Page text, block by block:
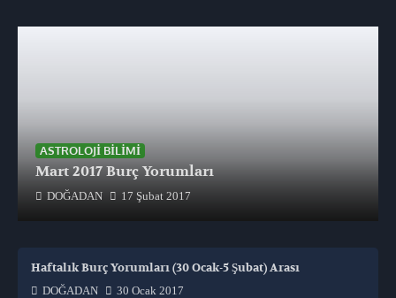
ASTROLOJI BILIMI
Mart 2017 Burç Yorumları
DOĞADAN 17 Şubat 2017
Haftalık Burç Yorumları (30 Ocak-5 Şubat) Arası
DOĞADAN 30 Ocak 2017